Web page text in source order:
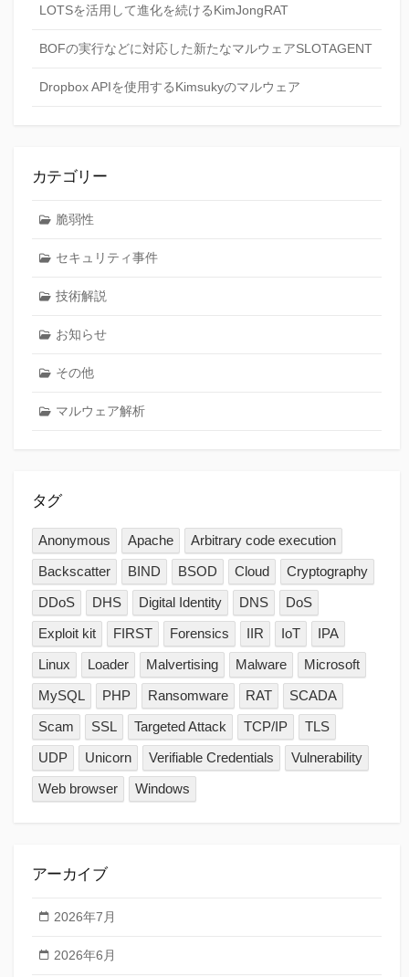
LOTSを活用して進化を続けるKimJongRAT
BOFの実行などに対応した新たなマルウェアSLOTAGENT
Dropbox APIを使用するKimsukyのマルウェア
カテゴリー
脆弱性
セキュリティ事件
技術解説
お知らせ
その他
マルウェア解析
タグ
Anonymous Apache
Arbitrary code execution
Backscatter
BIND BSOD Cloud
Cryptography
DDoS
DHS Digital Identity DNS
DoS
Exploit kit
FIRST Forensics IIR IoT
IPA
Linux
Loader Malvertising Malware
Microsoft
MySQL
PHP Ransomware RAT
SCADA
Scam
SSL Targeted Attack TCP/IP
TLS
UDP
Unicorn Verifiable Credentials
Vulnerability
Web browser
Windows
アーカイブ
2026年7月
2026年6月